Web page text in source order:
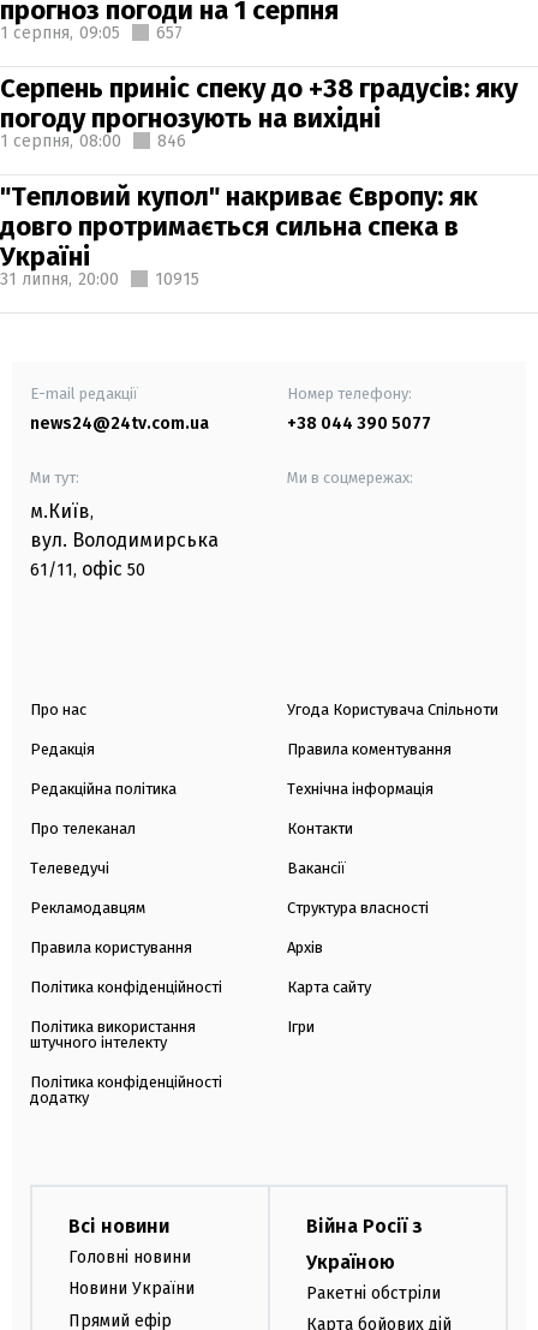
прогноз погоди на 1 серпня
1 серпня, 09:05 657
Серпень приніс спеку до +38 градусів: яку
погоду прогнозують на вихідні
1 серпня, 08:00 846
"Тепловий купол" накриває Європу: як
довго протримається сильна спека в
Україні
31 липня, 20:00 10915
E-mail редакції
news24@24tv.com.ua
Номер телефону:
+38 044 390 5077
Ми тут:
м.Київ,
вул. Володимирська
61/11, офіс 50
Ми в соцмережах:
Про нас
Редакція
Редакційна політика
Про телеканал
Телеведучі
Рекламодавцям
Правила користування
Політика конфіденційності
Політика використання
штучного інтелекту
Політика конфіденційності
додатку
Угода Користувача Спільноти
Правила коментування
Технічна інформація
Контакти
Вакансії
Структура власності
Архів
Карта сайту
Ігри
Всі новини
Головні новини
Новини України
Прямий ефір
Війна Росії з
Україною
Ракетні обстріли
Карта бойових дій